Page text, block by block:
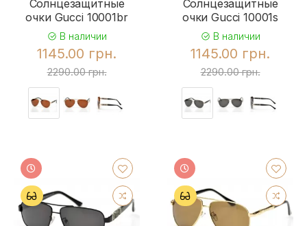
Солнцезащитные
очки Gucci 10001br
В наличии
1145.00 грн.
2290.00 грн.
Солнцезащитные
очки Gucci 10001s
В наличии
1145.00 грн.
2290.00 грн.